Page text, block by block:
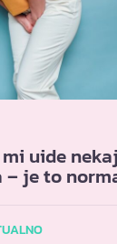
uide nekaj
je to